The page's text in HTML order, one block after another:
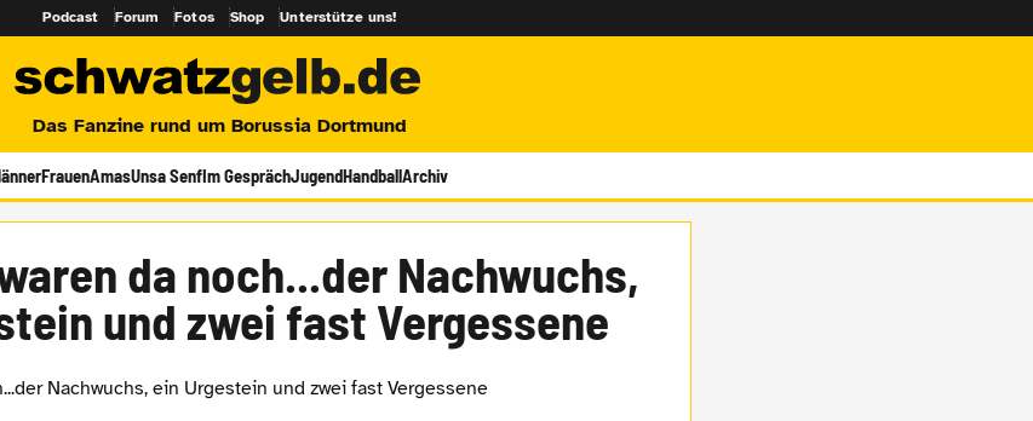
Podcast Forum Fotos Shop Unterstütze uns!
Das Fanzine rund um Borussia Dortmund
FrauenAmasUnsa SenfIm GesprächJugendHandballArchiv
da noch...der Nachwuchs,
und zwei fast Vergessene